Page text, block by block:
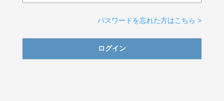
パスワードを忘れた方はこちら >
ログイン